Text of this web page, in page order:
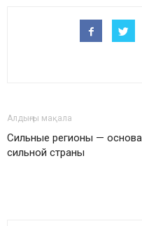
Алдыңғы мақала
Сильные регионы — основа
сильной страны